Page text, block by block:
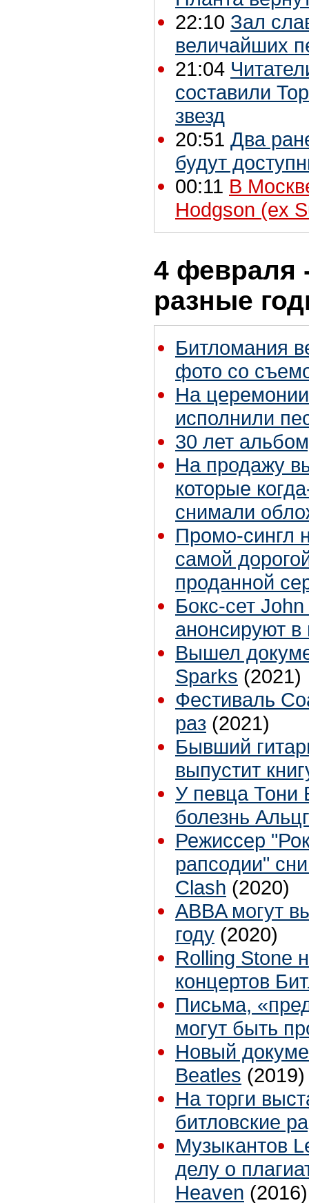
22:10 Зал
величайших
21:04
составили
звезд
20:51 Два
будут
00:11 В
Hodgson (ex
4 февраля
разные
Битломания
фото со
На
исполнили
30 лет
На продажу
которые
снимали
Промо-сингл
самой
проданной
Бокс-сет
анонсируют в
Вышел
Sparks (2021)
Фестиваль
раз (2021)
Бывший
выпустит
У певца Тони
болезнь
Режиссер
рапсодии"
Clash (2020)
ABBA могут
году (2020)
Rolling Stone
концертов
Письма,
могут быть
Новый
Beatles (2019)
На торги
битловские
Музыкантов
делу о
Heaven (2016)